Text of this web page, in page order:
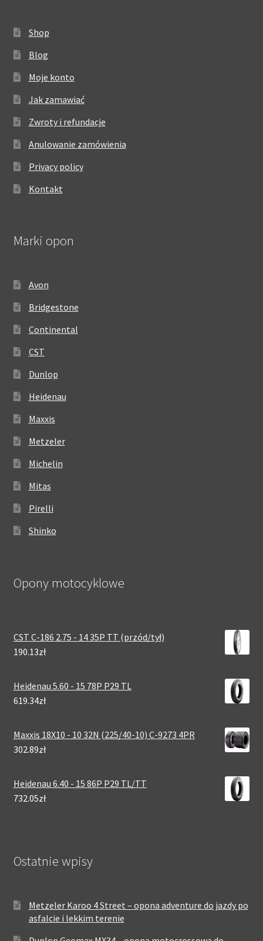
Shop
Blog
Moje konto
Jak zamawiać
Zwroty i refundacje
Anulowanie zamówienia
Privacy policy
Kontakt
Marki opon
Avon
Bridgestone
Continental
CST
Dunlop
Heidenau
Maxxis
Metzeler
Michelin
Mitas
Pirelli
Shinko
Opony motocyklowe
CST C-186 2.75 - 14 35P TT (przód/tył)
190.13zł
Heidenau 5.60 - 15 78P P29 TL
619.34zł
Maxxis 18X10 - 10 32N (225/40-10) C-9273 4PR
302.89zł
Heidenau 6.40 - 15 86P P29 TL/TT
732.05zł
Ostatnie wpisy
Metzeler Karoo 4 Street – opona adventure do jazdy po
asfalcie i lekkim terenie